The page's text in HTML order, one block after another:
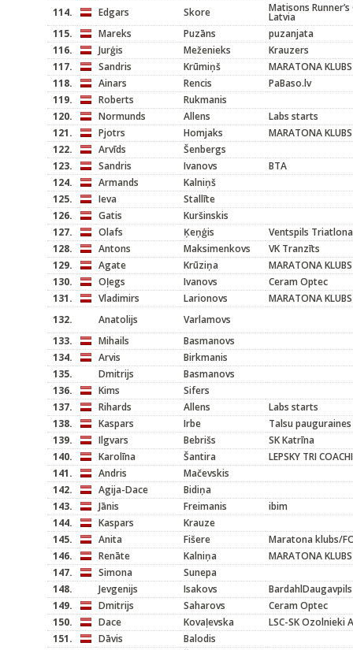
114.
Edgars Skore Matisons
Latvia
115.
Mareks Puzāns
puzanjata
116.
Jurģis Meženieks
Krauzers
117.
Sandris Krūmiņš
MARATONA
118.
Ainars Rencis
PaBaso.lv
119.
Roberts
Rukmanis
120.
Normunds Allens
Labs starts
121.
Pjotrs Homjaks
MARATONA KLUBS
122.
Arvīds
Šenbergs
123.
Sandris Ivanovs
BTA
124.
Armands
Kalniņš
125.
Ieva
Stallīte
126.
Gatis
Kuršinskis
127.
Olafs Ķeņģis
Ventspils
128.
Antons Maksimenkovs
VK Tranzīts
129.
Agate Krūziņa
MARATONA KLUBS
130.
Oļegs Ivanovs
Ceram Optec
131.
Vladimirs Larionovs
MARATONA KLUBS
132.
Anatolijs
Varlamovs
133.
Mihails
Basmanovs
134.
Arvis
Birkmanis
135.
Dmitrijs
Basmanovs
136.
Kims
Sifers
137.
Rihards Allens
Labs starts
138.
Kaspars Irbe
Talsu
139.
Ilgvars Bebrišs
SK Katrīna
140.
Karolīna Šantira
LEPSKY TRI
141.
Andris
Mačevskis
142.
Agija-Dace
Bidiņa
143.
Jānis Freimanis
ibim
144.
Kaspars
Krauze
145.
Anita Fišere
Maratona klubs/
146.
Renāte Kalniņa
MARATONA KLUBS
147.
Simona
Sunepa
148.
Jevgenijs Isakovs
BardahlDaugavpils
149.
Dmitrijs Saharovs
Ceram Optec
150.
Dace Kovaļevska
LSC-SK Ozolnieki A
151.
Dāvis
Balodis